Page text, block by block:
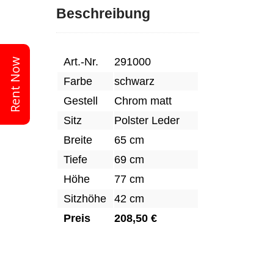
Rent Now
Beschreibung
Art.-Nr.
291000
Farbe
schwarz
Gestell
Chrom matt
Sitz
Polster Leder
Breite
65 cm
Tiefe
69 cm
Höhe
77 cm
Sitzhöhe
42 cm
Preis
208,50 €